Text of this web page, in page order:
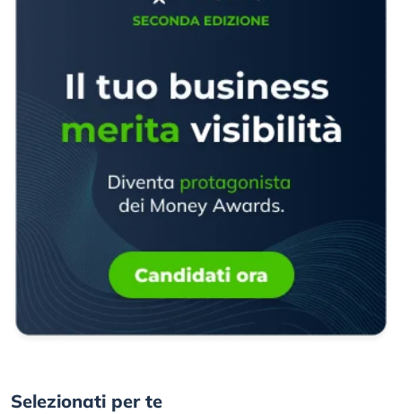
Selezionati per te